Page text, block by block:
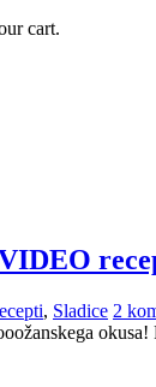
cart.
, Sladice 2